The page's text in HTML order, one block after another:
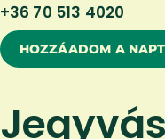
+36 70 513 4020
HOZZÁADOM A